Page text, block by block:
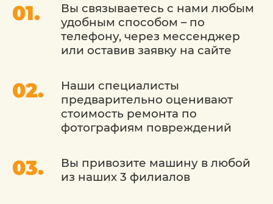
Вы связываетесь с нами любым
удобным способом – по
телефону, через мессенджер
или оставив заявку на сайте
Наши специалисты
предварительно оценивают
стоимость ремонта по
фотографиям повреждений
Вы привозите машину в любой
из наших 3 филиалов